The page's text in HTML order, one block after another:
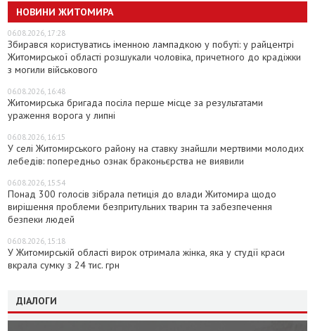
НОВИНИ ЖИТОМИРА
06.08.2026, 17:28
Збирався користуватись іменною лампадкою у побуті: у райцентрі
Житомирської області розшукали чоловіка, причетного до крадіжки
з могили військового
06.08.2026, 16:48
Житомирська бригада посіла перше місце за результатами
ураження ворога у липні
06.08.2026, 16:15
У селі Житомирського району на ставку знайшли мертвими молодих
лебедів: попередньо ознак браконьєрства не виявили
06.08.2026, 15:54
Понад 300 голосів зібрала петиція до влади Житомира щодо
вирішення проблеми безпритульних тварин та забезпечення
безпеки людей
06.08.2026, 15:18
У Житомирській області вирок отримала жінка, яка у студії краси
вкрала сумку з 24 тис. грн
ДІАЛОГИ